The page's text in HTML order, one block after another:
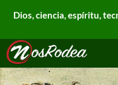
Dios, ciencia, espíritu,
Nos Rodea
Search